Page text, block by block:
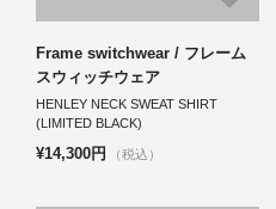
Frame switchwear / フレーム
スウィッチウェア
HENLEY NECK SWEAT SHIRT
(LIMITED BLACK)
¥14,300円 （税込）